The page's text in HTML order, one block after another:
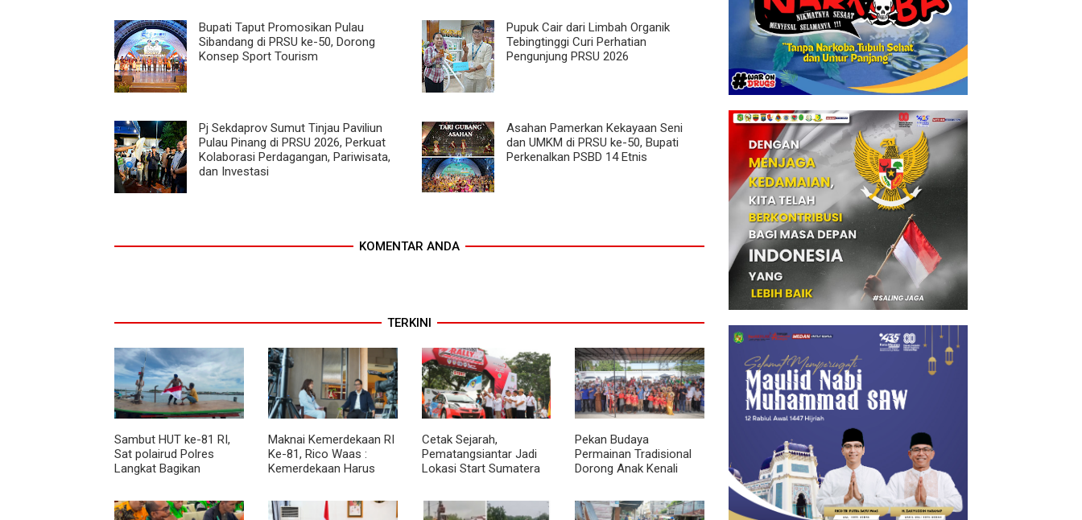
Bupati Taput Promosikan Pulau
Sibandang di PRSU ke-50, Dorong
Konsep Sport Tourism
Pupuk Cair dari Limbah Organik
Tebingtinggi Curi Perhatian
Pengunjung PRSU 2026
Pj Sekdaprov Sumut Tinjau Paviliun
Pulau Pinang di PRSU 2026, Perkuat
Kolaborasi Perdagangan, Pariwisata,
dan Investasi
Asahan Pamerkan Kekayaan Seni
dan UMKM di PRSU ke-50, Bupati
Perkenalkan PSBD 14 Etnis
KOMENTAR ANDA
TERKINI
Sambut HUT ke-81 RI,
Sat polairud Polres
Langkat Bagikan
kepada Nelayan
Maknai Kemerdekaan RI
Ke-81, Rico Waas :
Kemerdekaan Harus
Lewat Peningkatan
Pelayanan Primer
Cetak Sejarah,
Pematangsiantar Jadi
Lokasi Start Sumatera
Pekan Budaya
Permainan Tradisional
Dorong Anak Kenali
Ketergantungan Gadget